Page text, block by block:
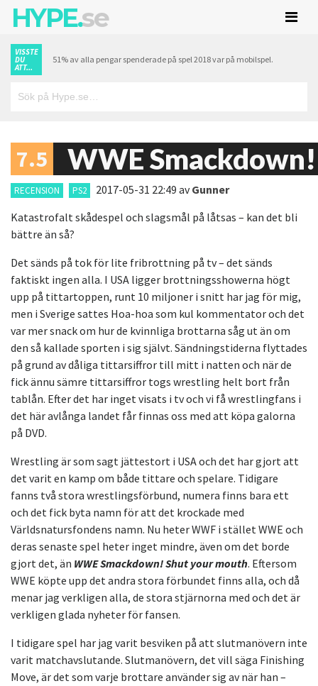
HYPE.se
VISSTE
DU
ATT...
51% av alla pengar spenderade på spel 2018 var på mobilspel.
7.5 WWE
RECENSION PS2 2017-05-31 22:49 avGunner
Katastrofalt skådespel och slagsmål på låtsas – kan det bli
bättre än så?
Det sänds på tok för lite fribrottning på tv – det sänds
faktiskt ingen alla. I USA ligger brottningsshowerna högt
upp på tittartoppen, runt 10 miljoner i snitt har jag för mig,
men i Sverige sattes Hoa-hoa som kul kommentator och det
var mer snack om hur de kvinnliga brottarna såg ut än om
den så kallade sporten i sig självt. Sändningstiderna flyttades
på grund av dåliga tittarsiffror till mitt i natten och när de
fick ännu sämre tittarsiffror togs wrestling helt bort från
tablån. Efter det har inget visats i tv och vi få wrestlingfans i
det här avlånga landet får finnas oss med att köpa galorna
på DVD.
Wrestling är som sagt jättestort i USA och det har gjort att
det varit en kamp om både tittare och spelare. Tidigare
fanns två stora wrestlingsförbund, numera finns bara ett
och det fick byta namn för att det krockade med
Världsnatursfondens namn. Nu heter WWF i stället WWE och
deras senaste spel heter inget mindre, även om det borde
gjort det, än WWE Smackdown! Shut your mouth. Eftersom
WWE köpte upp det andra stora förbundet finns alla, och då
menar jag verkligen alla, de stora stjärnorna med och det är
verkligen glada nyheter för fansen.
I tidigare spel har jag varit besviken på att slutmanövern inte
varit matchavslutande. Slutmanövern, det vill säga Finishing
Move, är det som varje brottare använder sig av när han –